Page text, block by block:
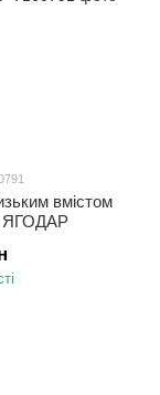
вмістом
ЯГОДАР